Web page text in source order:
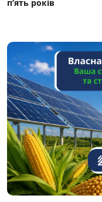
п’ять років